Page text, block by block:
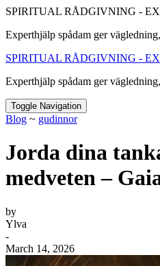
SPIRITUAL RÅDGIVNING -
Experthjälp spådam ger
SPIRITUAL RÅDGIVNING -
Experthjälp spådam ger
Toggle Navigation
Blog ~ gudinnor
Jorda dina
medveten –
by
Ylva
-
March 14, 2026